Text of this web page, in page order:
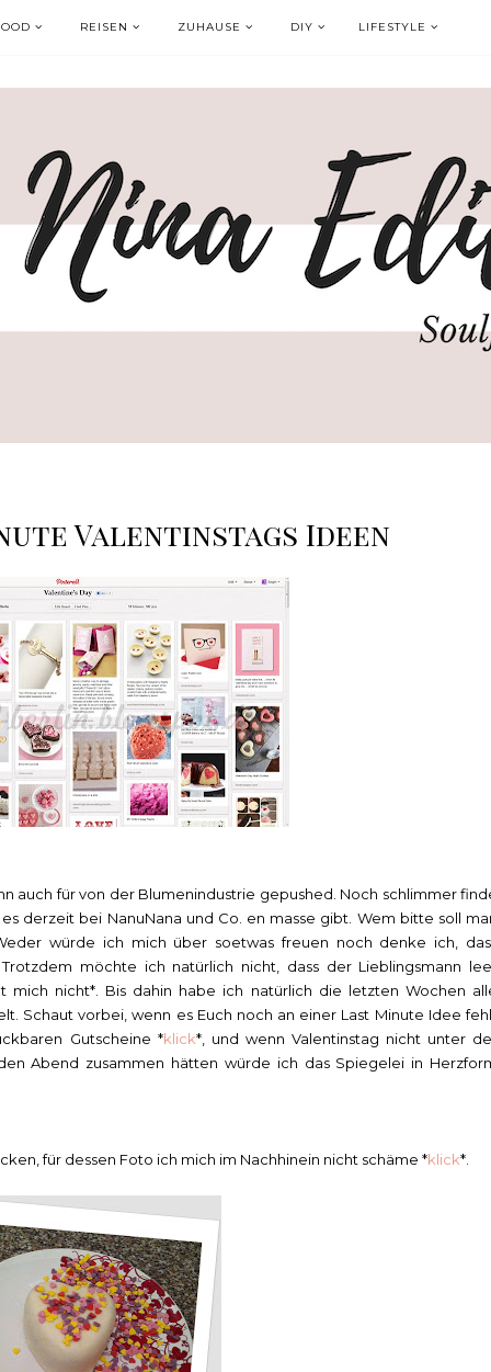
REISEN ZUHAUSE DIY LIFESTYLE
Valentinstags Ideen
auch für von der Blumenindustrie gepushed. Noch schlimmer
derzeit bei NanuNana und Co. en masse gibt. Wem bitte soll
würde ich mich über soetwas freuen noch denke ich,
möchte ich natürlich nicht, dass der Lieblingsmann
mich nicht*. Bis dahin habe ich natürlich die letzten Wochen
Schaut vorbei, wenn es Euch noch an einer Last Minute Idee
Gutscheine *klick*, und wenn Valentinstag nicht unter
Abend zusammen hätten würde ich das Spiegelei in
für dessen Foto ich mich im Nachhinein nicht schäme *klick*.